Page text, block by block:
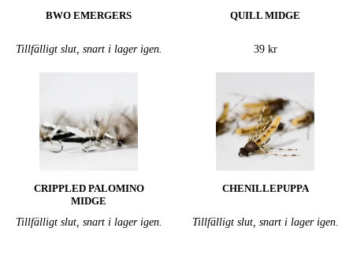
BWO EMERGERS
Tillfälligt slut, snart i lager igen.
QUILL MIDGE
39 kr
CRIPPLED PALOMINO
MIDGE
Tillfälligt slut, snart i lager igen.
CHENILLEPUPPA
Tillfälligt slut, snart i lager igen.